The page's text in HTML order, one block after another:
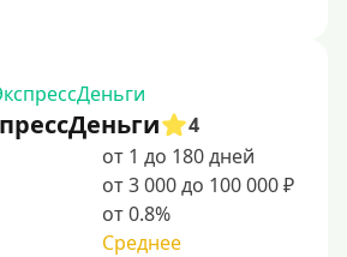
на первый раз
30 дней
4
от 1 до 180 дней
от 3 000 до 100 000 ₽
от 0.8%
Среднее